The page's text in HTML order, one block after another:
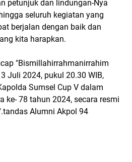
petunjuk dan lindungan-Nya
seluruh kegiatan yang
berjalan dengan baik dan
kita harapkan.
"Bismillahirrahmanirrahim
Juli 2024, pukul 20.30 WIB,
Sumsel Cup V dalam
ke- 78 tahun 2024, secara resmi
Alumni Akpol 94